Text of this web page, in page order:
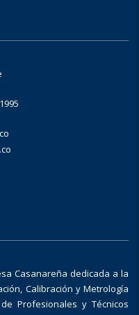
Casanareña dedicada a la
Calibración y Metrología
Profesionales y Técnicos